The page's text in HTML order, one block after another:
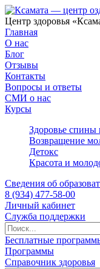
Центр здоровья
Главная
О нас
Блог
Отзывы
Контакты
Вопросы и ответы
СМИ о нас
Курсы
Здоровье спины
Возвращение
Детокс
Красота и
Сведения об
8 (934) 477-58-00
Личный кабинет
Служба поддержки
Бесплатные
Программы
Справочник здоровья